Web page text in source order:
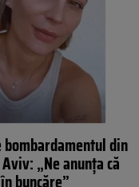
din
„Ne anunța că
buncăre”